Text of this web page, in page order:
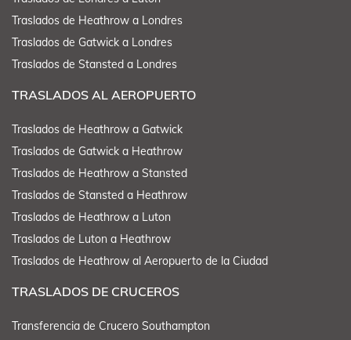
Traslados de Heathrow a Londres
Traslados de Gatwick a Londres
Traslados de Stansted a Londres
TRASLADOS AL AEROPUERTO
Traslados de Heathrow a Gatwick
Traslados de Gatwick a Heathrow
Traslados de Heathrow a Stansted
Traslados de Stansted a Heathrow
Traslados de Heathrow a Luton
Traslados de Luton a Heathrow
Traslados de Heathrow al Aeropuerto de la Ciudad
TRASLADOS DE CRUCEROS
Transferencia de Crucero Southampton